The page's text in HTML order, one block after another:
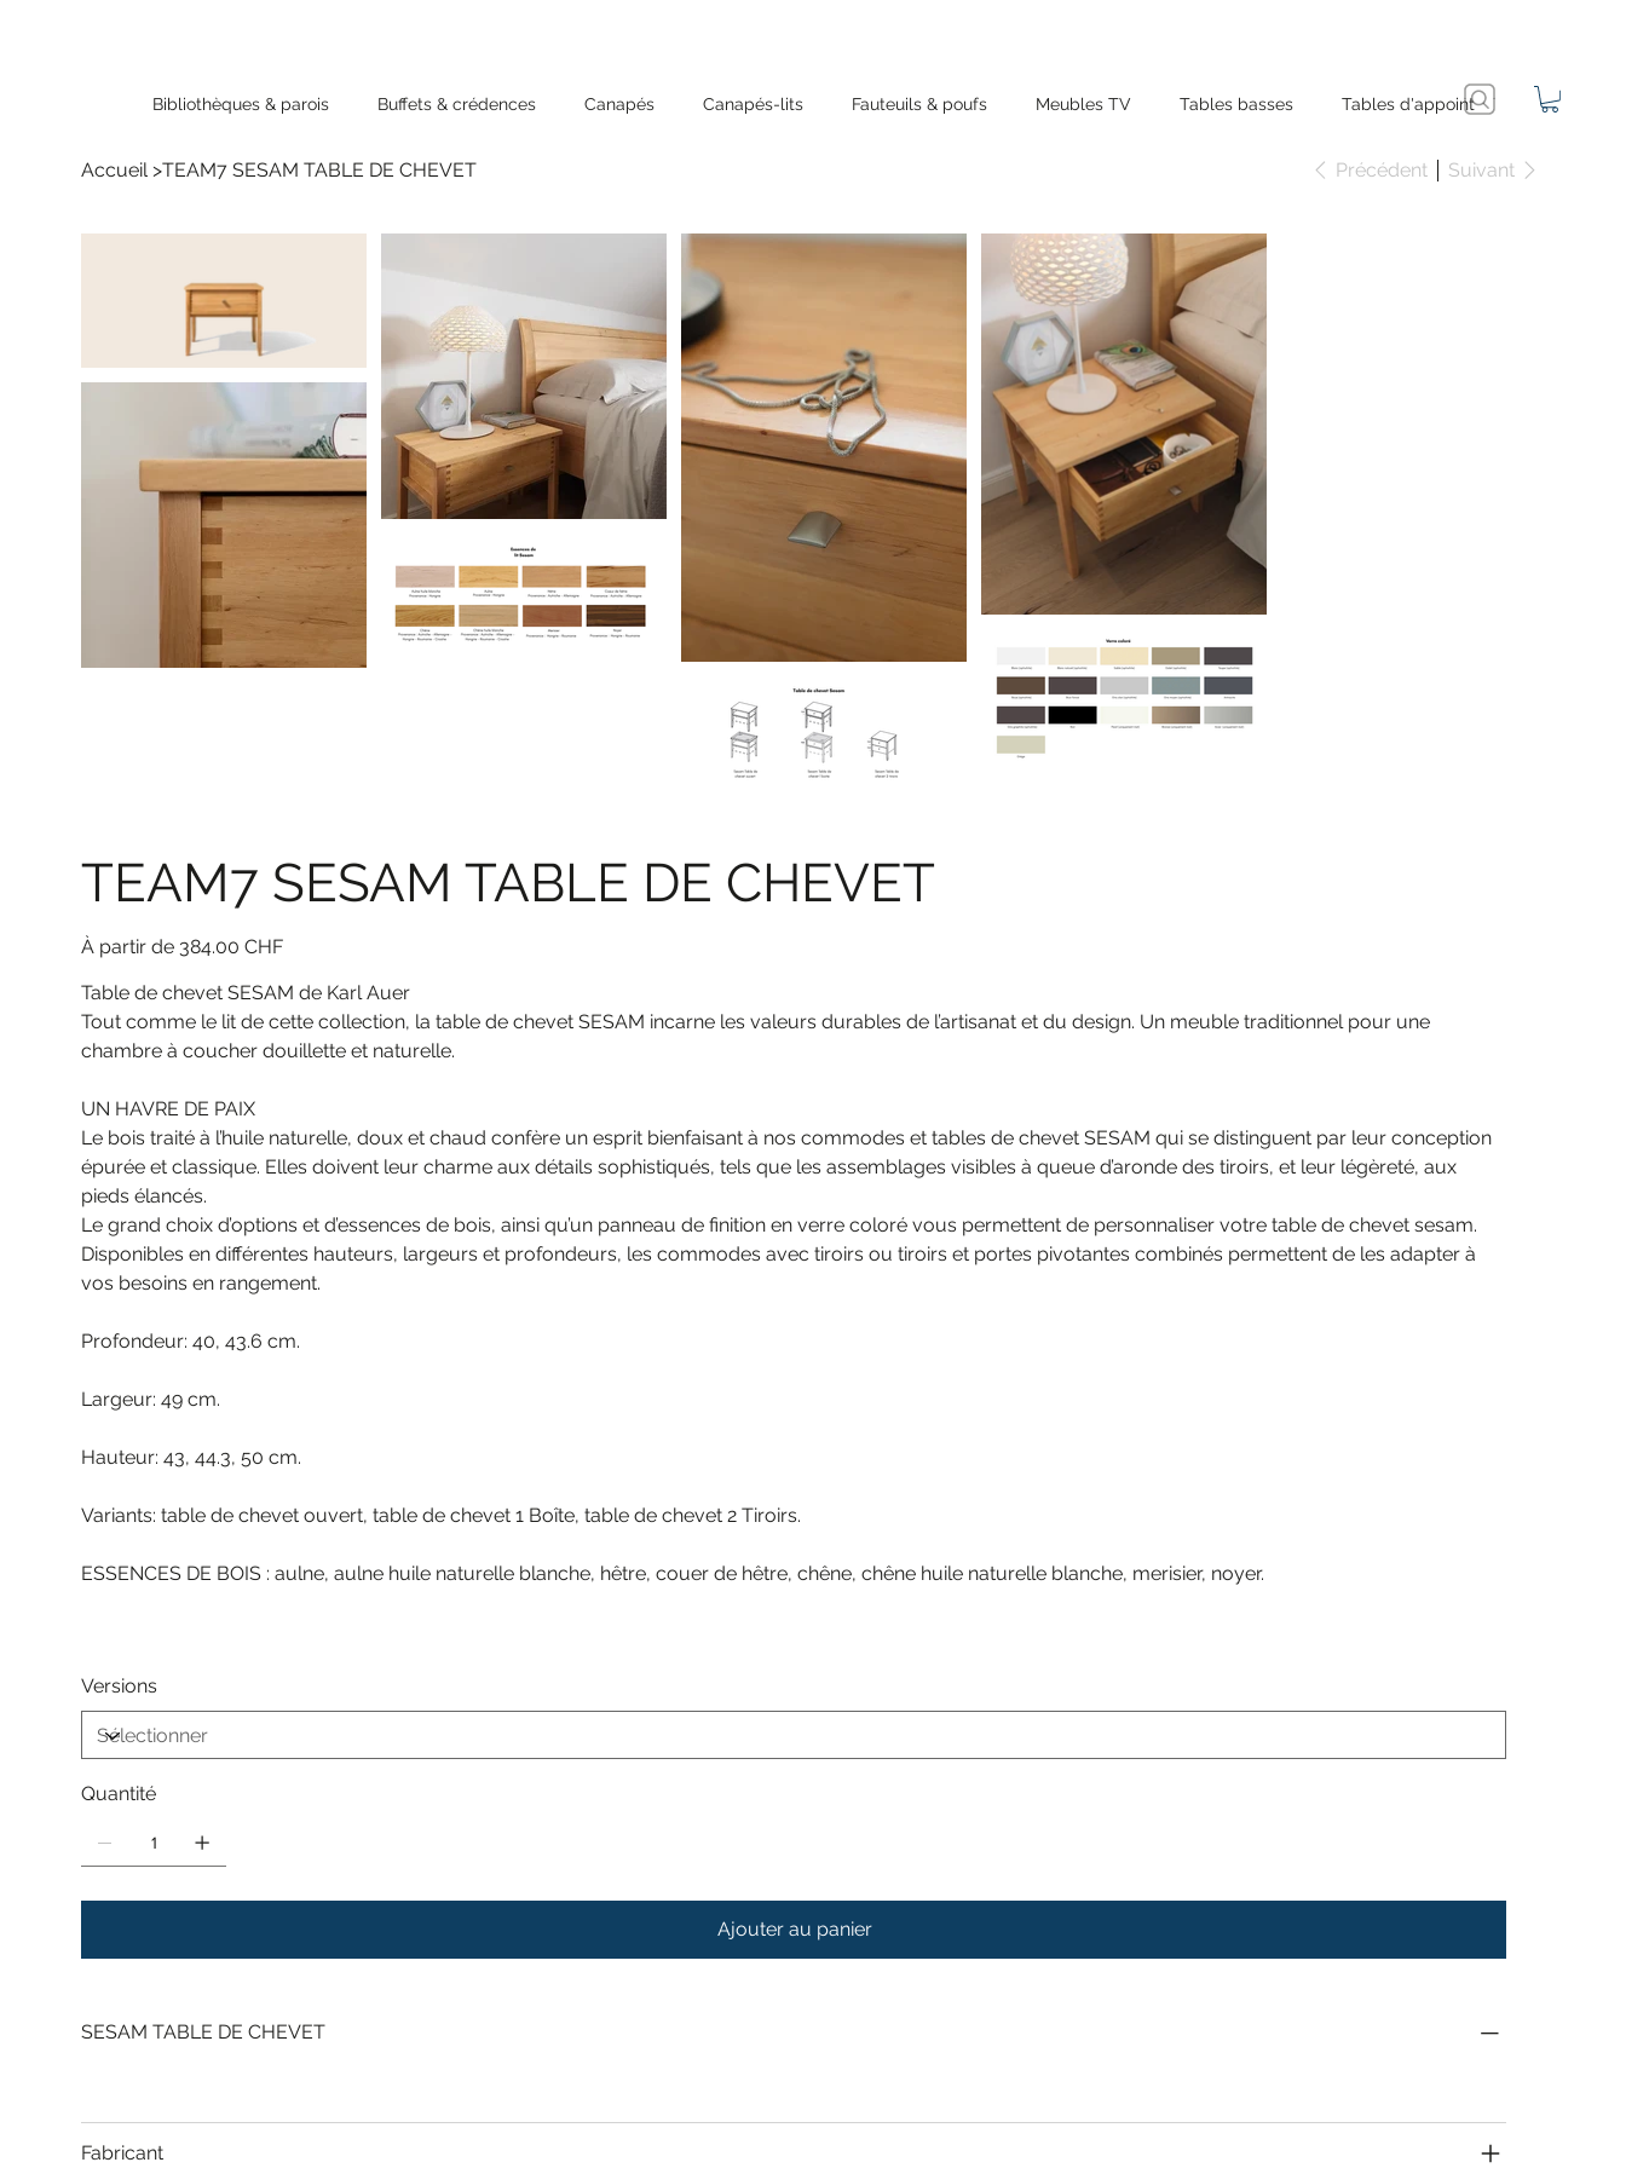
Bibliothèques & parois Buffets & crédences Canapés Canapés-lits Fauteuils & poufs Meubles TV Tables basses Tables d'appoint
Accueil >TEAM7 SESAM TABLE DE CHEVET Précédent Suivant
TEAM7 SESAM TABLE DE CHEVET
À partir de Prix
384.00 CHF
Table de chevet SESAM de Karl Auer
Tout comme le lit de cette collection, la table de chevet SESAM incarne les valeurs durables de l’artisanat et du design. Un meuble traditionnel pour une
chambre à coucher douillette et naturelle.
UN HAVRE DE PAIX
Le bois traité à l’huile naturelle, doux et chaud confère un esprit bienfaisant à nos commodes et tables de chevet SESAM qui se distinguent par leur conception
épurée et classique. Elles doivent leur charme aux détails sophistiqués, tels que les assemblages visibles à queue d’aronde des tiroirs, et leur légèreté, aux
pieds élancés.
Le grand choix d’options et d’essences de bois, ainsi qu’un panneau de finition en verre coloré vous permettent de personnaliser votre table de chevet sesam.
Disponibles en différentes hauteurs, largeurs et profondeurs, les commodes avec tiroirs ou tiroirs et portes pivotantes combinés permettent de les adapter à
vos besoins en rangement.
Profondeur: 40, 43.6 cm.
Largeur: 49 cm.
Hauteur: 43, 44.3, 50 cm.
Variants: table de chevet ouvert, table de chevet 1 Boîte, table de chevet 2 Tiroirs.
ESSENCES DE BOIS : aulne, aulne huile naturelle blanche, hêtre, couer de hêtre, chêne, chêne huile naturelle blanche, merisier, noyer.
Versions
Quantité
Ajouter au panier
SESAM TABLE DE CHEVET
Fabricant